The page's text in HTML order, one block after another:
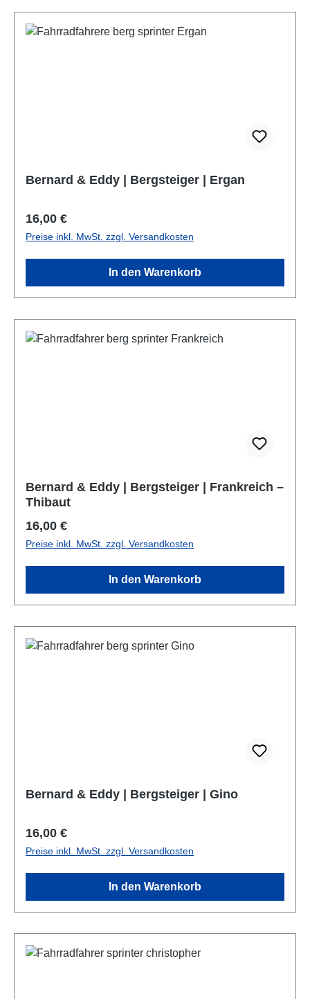
Bernard & Eddy | Bergsteiger | Ergan
Regulärer Preis:
16,00 €
Preise inkl. MwSt. zzgl. Versandkosten
In den Warenkorb
Bernard & Eddy | Bergsteiger | Frankreich –
Thibaut
Regulärer Preis:
16,00 €
Preise inkl. MwSt. zzgl. Versandkosten
In den Warenkorb
Bernard & Eddy | Bergsteiger | Gino
Regulärer Preis:
16,00 €
Preise inkl. MwSt. zzgl. Versandkosten
In den Warenkorb